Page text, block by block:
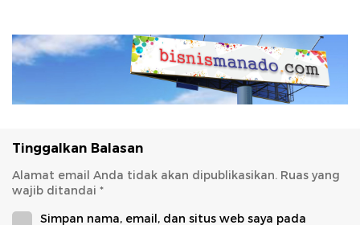
Tinggalkan Balasan
Alamat email Anda tidak akan dipublikasikan. Ruas yang
wajib ditandai *
Simpan nama, email, dan situs web saya pada